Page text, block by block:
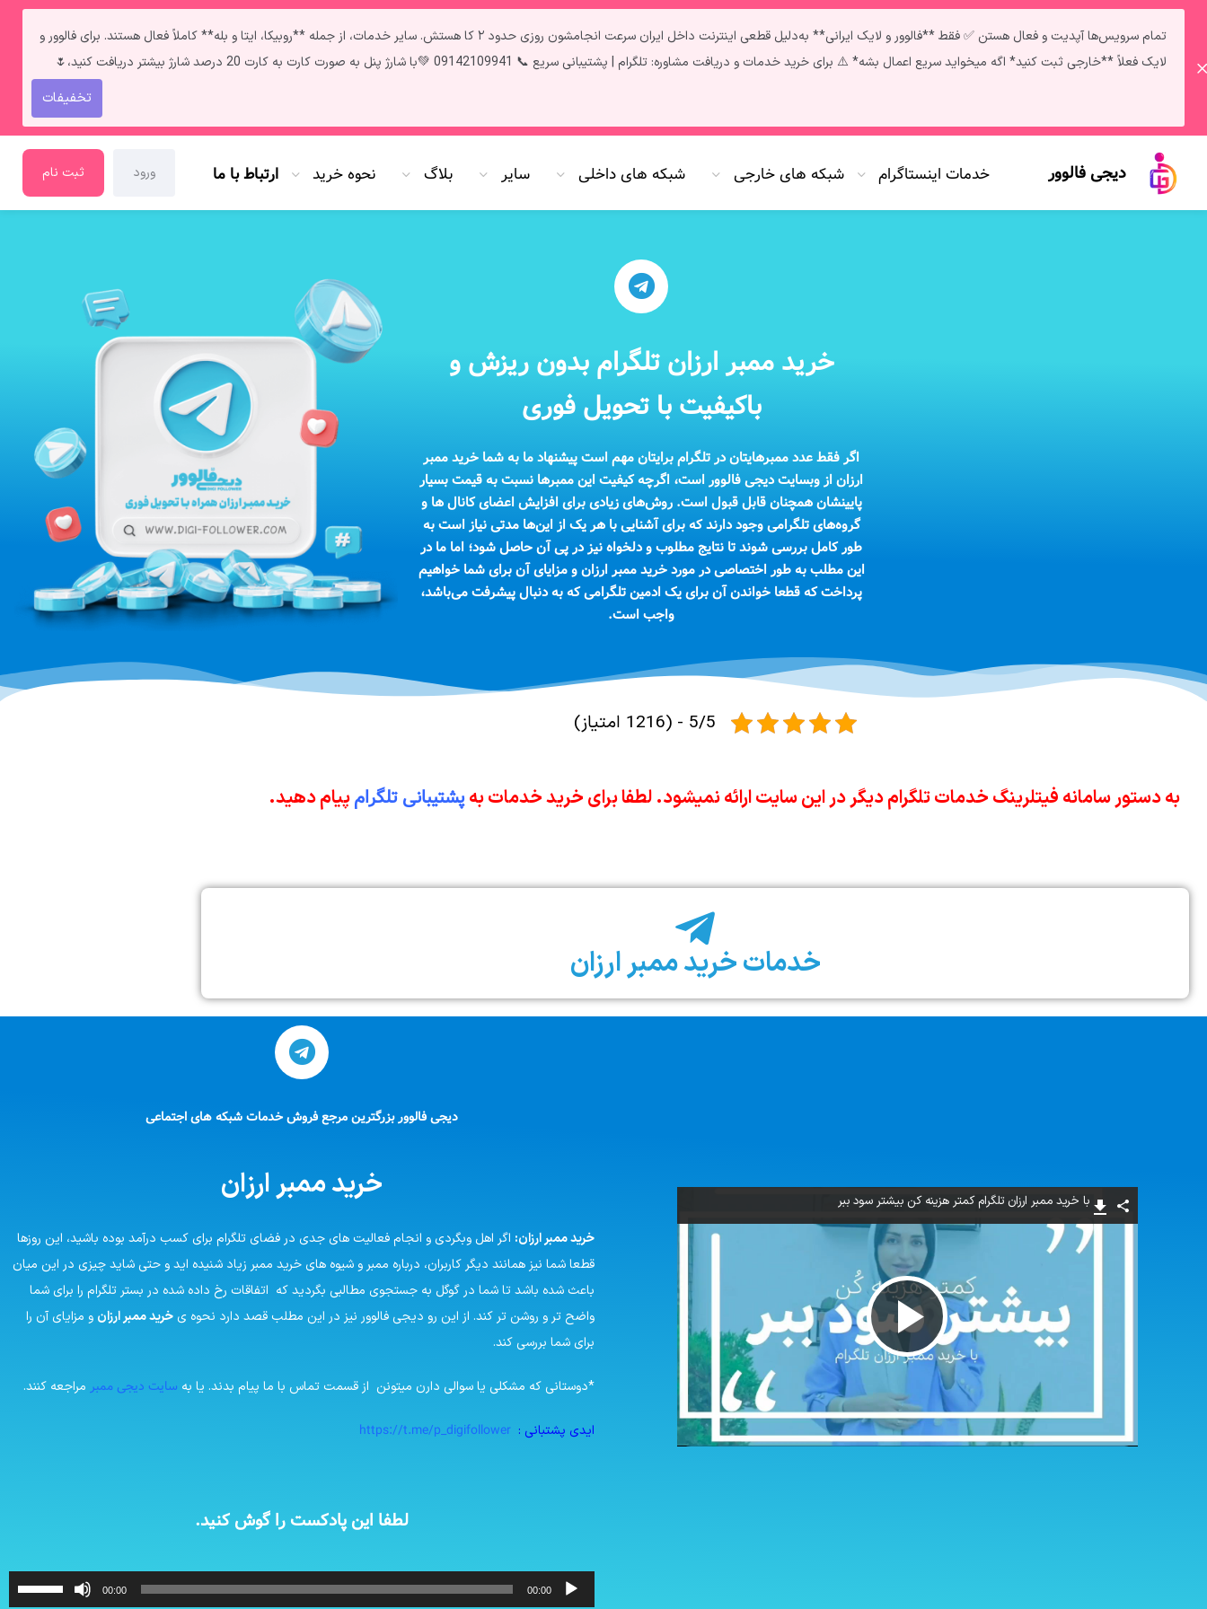
تمام سرویس‌ها آپدیت و فعال هستن ✅ فقط **فالوور و لایک ایرانی** به‌دلیل قطعی اینترنت داخل ایران سرعت انجامشون روزی حدود ۲ کا هستش. سایر خدمات، از جمله **روبیکا، ایتا و بله** کاملاً فعال هستند. برای فالوور و
لایک فعلاً **خارجی ثبت کنید* اگه میخواید سریع اعمال بشه* ⚠️ برای خرید خدمات و دریافت مشاوره: تلگرام | پشتیبانی سریع 📞 09142109941 💚با شارژ پنل به صورت کارت به کارت 20 درصد شارژ بیشتر دریافت کنید،🌷
تخفیفات
دیجی فالوور خدمات اینستاگرام شبکه های خارجی شبکه های داخلی سایر بلاگ نحوه خرید ارتباط با ما ورود ثبت نام
خرید ممبر ارزان تلگرام بدون ریزش و
باکیفیت با تحویل فوری
اگر فقط عدد ممبرهایتان در تلگرام برایتان مهم است پیشنهاد ما به شما خرید ممبر
ارزان از وبسایت دیجی فالوور است، اگرچه کیفیت این ممبرها نسبت به قیمت بسیار
پایینشان همچنان قابل قبول است. روش‌های زیادی برای افزایش اعضای کانال ها و
گروه‌های تلگرامی وجود دارند که برای آشنایی با هر یک از این‌ها مدتی نیاز است به
طور کامل بررسی شوند تا نتایج مطلوب و دلخواه نیز در پی آن حاصل شود؛ اما ما در
این مطلب به طور اختصاصی در مورد خرید ممبر ارزان و مزایای آن برای شما خواهیم
پرداخت که قطعا خواندن آن برای یک ادمین تلگرامی‌ که به دنبال پیشرفت می‌باشد،
واجب است.
5/5 - (1216 امتیاز)
به دستور سامانه فیتلرینگ خدمات تلگرام دیگر در این سایت ارائه نمیشود. لطفا برای خرید خدمات بهپشتیبانی تلگرامپیام دهید.
خدمات خرید ممبر ارزان
با خرید ممبر ارزان تلگرام کمتر هزینه کن بیشتر سود ببر
پخش
ویدیو
دیجی فالوور بزرگترین مرجع فروش خدمات شبکه های اجتماعی
خرید ممبر ارزان
خرید ممبر ارزان: اگر اهل وبگردی و انجام فعالیت های جدی در فضای تلگرام برای کسب درآمد بوده باشید، این روزها
قطعا شما نیز همانند دیگر کاربران، درباره ممبر و شیوه های خرید ممبر زیاد شنیده اید و حتی شاید چیزی در این میان
باعث شده باشد تا شما در گوگل به جستجوی مطالبی بگردید که اتفاقات رخ داده شده در بستر تلگرام را برای شما
واضح تر و روشن تر کند. از این رو دیجی فالوور نیز در این مطلب قصد دارد نحوه ی خرید ممبر ارزان و مزایای آن را
برای شما بررسی کند.
*دوستانی که مشکلی یا سوالی دارن میتونن از قسمت تماس با ما پیام بدند. یا به سایت دیجی ممبر مراجعه کنند.
ایدی پشتبانی : https://t.me/p_digifollower
لطفا این پادکست را گوش کنید.
پخش‌کننده00:00
00:00